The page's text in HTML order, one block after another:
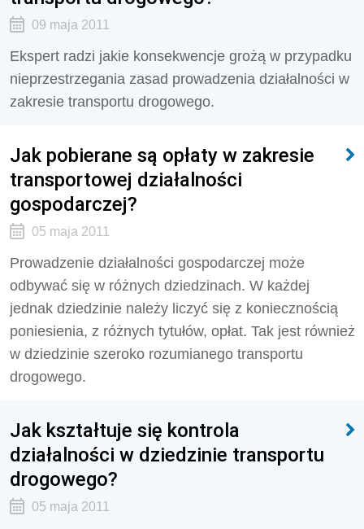
09 maja 2011
Ekspert radzi jakie konsekwencje grożą w przypadku
nieprzestrzegania zasad prowadzenia działalności w
zakresie transportu drogowego.
Jak pobierane są opłaty w zakresie
transportowej działalności
gospodarczej?
05 maja 2011
Prowadzenie działalności gospodarczej może
odbywać się w różnych dziedzinach. W każdej
jednak dziedzinie należy liczyć się z koniecznością
poniesienia, z różnych tytułów, opłat. Tak jest również
w dziedzinie szeroko rozumianego transportu
drogowego.
Jak kształtuje się kontrola
działalności w dziedzinie transportu
drogowego?
05 maja 2011